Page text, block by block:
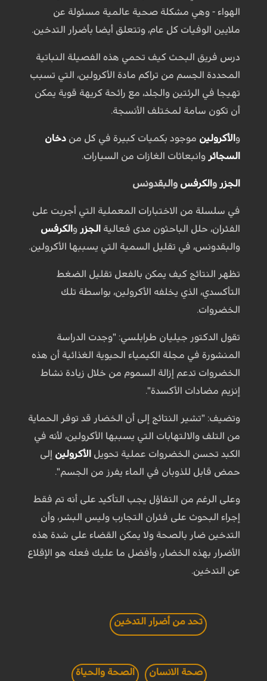
الهواء - وهي مشكلة صحية عالمية مسئولة عن
ملايين الوفيات كل عام، وتتعلق أيضا بأضرار التدخين.
درس فريق البحث كيف تحمي هذه الفصيلة النباتية
المحددة الجسم من تراكم مادة الأكرولين، التي تسبب
تهيجا في الرئتين والجلد، مع رائحة كريهة قوية يمكن
أن تكون سامة لمختلف الأنسجة.
و الأكرولين موجود بكميات كبيرة في كل من دخان
السجائر وانبعاثات الغازات من السيارات.
الجزر و الكرفس والبقدونس
في سلسلة من الاختبارات المعملية التي أجريت على
الفئران، حلل الباحثون مدى فعالية الجزر و الكرفس
والبقدونس، في تقليل السمية التي يسببها الأكرولين.
تظهر النتائج كيف يمكن بالفعل تقليل الضغط
التأكسدي، الذي يخلفه الأكرولين، بواسطة تلك
الخضروات.
تقول الدكتور جيليان طرابلسي: "وجدت الدراسة
المنشورة في مجلة الكيمياء الحيوية الغذائية أن هذه
الخضروات تدعم إزالة السموم من خلال زيادة نشاط
إنزيم مضادات الأكسدة".
وتضيف: "تشير النتائج إلى أن الخضار قد توفر الحماية
من التلف والالتهابات التي يسببها الأكرولين، لأنه في
الكبد تحسن الخضروات عملية تحويل
الأكرولين إلى
حمض قابل للذوبان في الماء يفرز من الجسم".
وعلى الرغم من التفاؤل يجب التأكيد على أنه تم فقط
إجراء البحوث على فئران التجارب وليس البشر، وأن
التدخين ضار بالصحة ولا يمكن القضاء على شدة هذه
الأضرار بهذه الخضار، وأفضل ما عليك فعله هو الإقلاع
عن التدخين.
تحد من أضرار التدخين
صحة الانسان الصحة والحياة